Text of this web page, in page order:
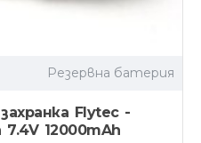
Резервна батерия
Flytec -
12000mAh